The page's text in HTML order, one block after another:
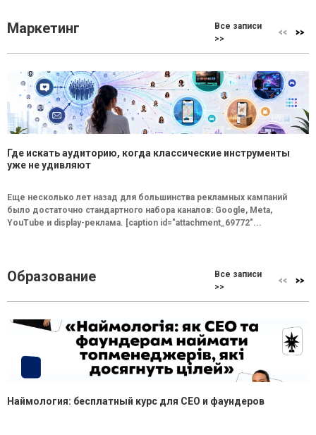
Маркетинг
Все записи
>>
Где искать аудиторию, когда классические инструменты
уже не удивляют
Еще несколько лет назад для большинства рекламных кампаний
было достаточно стандартного набора каналов: Google, Meta,
YouTube и display-реклама. [caption id="attachment_69772"...
Образование
Все записи
>>
Наймология: бесплатный курс для CEO и фаундеров